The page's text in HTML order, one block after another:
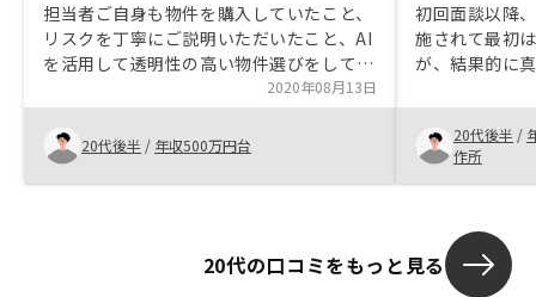
担当者ご自身も物件を購入していたこと、
リスクを丁寧にご説明いただいたこと、AI
を活用して透明性の高い物件選びをしてい
たことが決め手となり、担当者の方を信用
して購入しました。他社と比較せずに購入
したので、そこが分かればより良さを実感
できると思います。
2020年08月13日
20代後半 / 年収500万円台
初回面談以降
施されて最初
が、結果的に
からないとい
たが、メリッ
ていただき、
て購入しまし
20代後半 /
作所
20代の口コミをもっと見る